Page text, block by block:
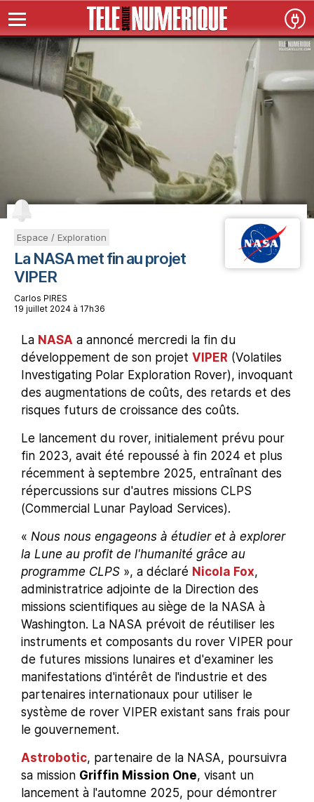
Espace / Exploration
La NASA met fin au projet
VIPER
Carlos PIRES
19 juillet 2024 à 17h36
La NASA a annoncé mercredi la fin du
développement de son projet VIPER (Volatiles
Investigating Polar Exploration Rover), invoquant
des augmentations de coûts, des retards et des
risques futurs de croissance des coûts.
Le lancement du rover, initialement prévu pour
fin 2023, avait été repoussé à fin 2024 et plus
récemment à septembre 2025, entraînant des
répercussions sur d'autres missions CLPS
(Commercial Lunar Payload Services).
« Nous nous engageons à étudier et à explorer
la Lune au profit de l'humanité grâce au
programme CLPS », a déclaré Nicola Fox,
administratrice adjointe de la Direction des
missions scientifiques au siège de la NASA à
Washington. La NASA prévoit de réutiliser les
instruments et composants du rover VIPER pour
de futures missions lunaires et d'examiner les
manifestations d'intérêt de l'industrie et des
partenaires internationaux pour utiliser le
système de rover VIPER existant sans frais pour
le gouvernement.
Astrobotic, partenaire de la NASA, poursuivra
sa mission Griffin Mission One, visant un
lancement à l'automne 2025, pour démontrer